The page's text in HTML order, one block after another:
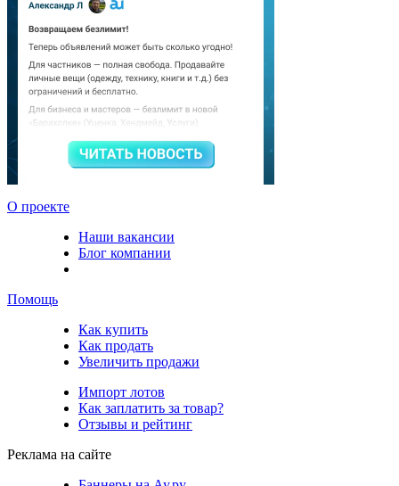
О проекте
Наши вакансии
Блог компании
Помощь
Как купить
Как продать
Увеличить продажи
Импорт лотов
Как заплатить за товар?
Отзывы и рейтинг
Реклама на сайте